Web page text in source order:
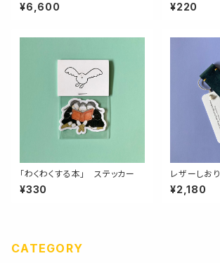
¥6,600 ¥220
「わくわくする本」 ステッカー
¥330
レザーしおり
¥2,180
CATEGORY